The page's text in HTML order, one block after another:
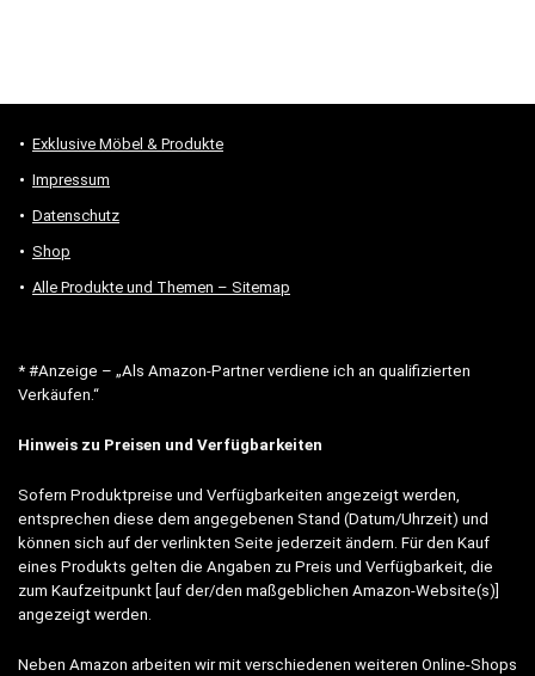
Exklusive Möbel & Produkte
Impressum
Datenschutz
Shop
Alle Produkte und Themen – Sitemap
* #Anzeige – „Als Amazon-Partner verdiene ich an qualifizierten
Verkäufen.“
Hinweis zu Preisen und Verfügbarkeiten
Sofern Produktpreise und Verfügbarkeiten angezeigt werden,
entsprechen diese dem angegebenen Stand (Datum/Uhrzeit) und
können sich auf der verlinkten Seite jederzeit ändern. Für den Kauf
eines Produkts gelten die Angaben zu Preis und Verfügbarkeit, die
zum Kaufzeitpunkt [auf der/den maßgeblichen Amazon-Website(s)]
angezeigt werden.
Neben Amazon arbeiten wir mit verschiedenen weiteren Online-Shops